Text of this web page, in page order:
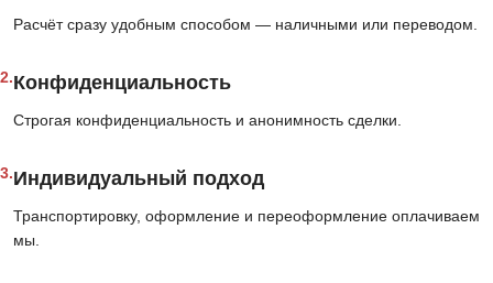
Расчёт сразу удобным способом — наличными или переводом.
2.Конфиденциальность
Строгая конфиденциальность и анонимность сделки.
3.Индивидуальный подход
Транспортировку, оформление и переоформление оплачиваем
мы.